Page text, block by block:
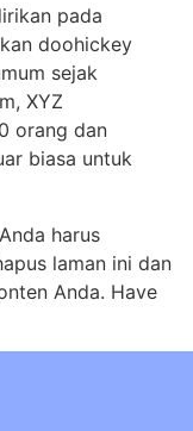
pada
doohickey
sejak
XYZ
orang dan
biasa untuk
harus
laman ini dan
Anda. Have